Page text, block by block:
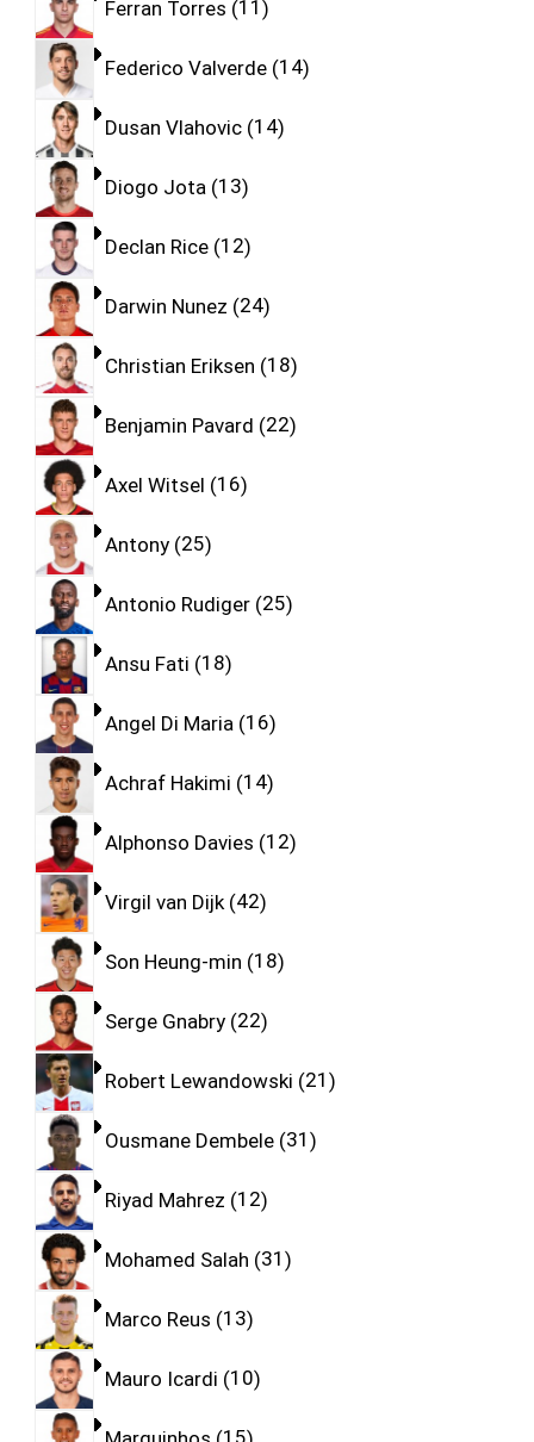
Ferran Torres 11
Federico Valverde 14
Dusan Vlahovic 14
Diogo Jota 13
Declan Rice 12
Darwin Nunez 24
Christian Eriksen 18
Benjamin Pavard 22
Axel Witsel 16
Antony 25
Antonio Rudiger 25
Ansu Fati 18
Angel Di Maria 16
Achraf Hakimi 14
Alphonso Davies 12
Virgil van Dijk 42
Son Heung-min 18
Serge Gnabry 22
Robert Lewandowski 21
Ousmane Dembele 31
Riyad Mahrez 12
Mohamed Salah 31
Marco Reus 13
Mauro Icardi 10